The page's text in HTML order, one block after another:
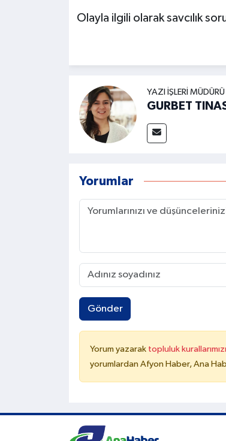
Olayla ilgili olarak savcılık
YAZI İŞLERI MÜDÜRÜ
GURBET
Yorumlar
Gönder
Yorum yazarak topluluk kurallarımızı
yorumlardan Afyon Haber, Ana